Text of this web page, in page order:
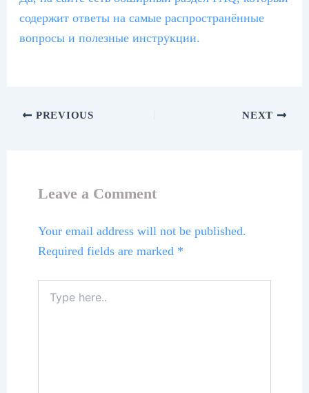
содержит ответы на самые распространённые
вопросы и полезные инструкции.
PREVIOUS NEXT
Leave a Comment
Your email address will not be published.
Required fields are marked *
here..